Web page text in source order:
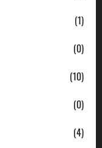
(1)
(0)
(10)
(0)
(4)